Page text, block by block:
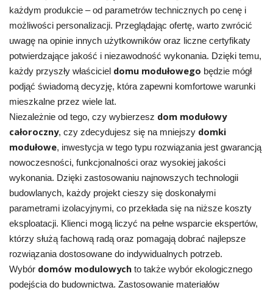
każdym produkcie – od parametrów technicznych po cenę i
możliwości personalizacji. Przeglądając ofertę, warto zwrócić
uwagę na opinie innych użytkowników oraz liczne certyfikaty
potwierdzające jakość i niezawodność wykonania. Dzięki temu,
każdy przyszły właściciel domu modułowego będzie mógł
podjąć świadomą decyzję, która zapewni komfortowe warunki
mieszkalne przez wiele lat.
Niezależnie od tego, czy wybierzesz dom modułowy
całoroczny, czy zdecydujesz się na mniejszy domki
modułowe, inwestycja w tego typu rozwiązania jest gwarancją
nowoczesności, funkcjonalności oraz wysokiej jakości
wykonania. Dzięki zastosowaniu najnowszych technologii
budowlanych, każdy projekt cieszy się doskonałymi
parametrami izolacyjnymi, co przekłada się na niższe koszty
eksploatacji. Klienci mogą liczyć na pełne wsparcie ekspertów,
którzy służą fachową radą oraz pomagają dobrać najlepsze
rozwiązania dostosowane do indywidualnych potrzeb.
Wybór domów modulowychto także wybór ekologicznego
podejścia do budownictwa. Zastosowanie materiałów